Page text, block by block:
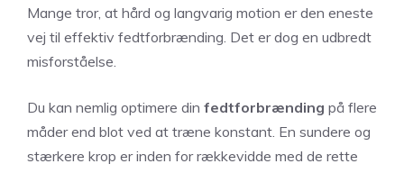
Mange tror, at hård og langvarig motion er den eneste
vej til effektiv fedtforbrænding. Det er dog en udbredt
misforståelse.
Du kan nemlig optimere din fedtforbrænding på flere
måder end blot ved at træne konstant. En sundere og
stærkere krop er inden for rækkevidde med de rette